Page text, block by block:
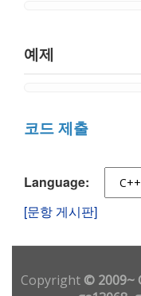
예제
코드 제출
Language:
[문항 게시판]
Copyright© 2009~